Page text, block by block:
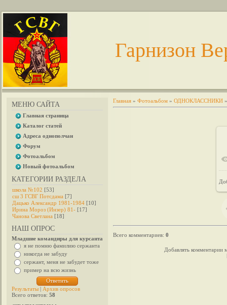
Гарнизон
МЕНЮ САЙТА
Главная страница
Каталог статей
Адреса однополчан
Форум
Фотоальбом
Новый фотоальбом
КАТЕГОРИИ РАЗДЕЛА
школа №102 [53]
сш 3 ГСВГ Потсдама [7]
Дацько Александр 1981-1984 [10]
Ирина Мороз (Инзер) 81- [17]
Чанова Светлана [18]
НАШ ОПРОС
Младшие командиры для курсанта
я не помню фамилию сержанта
никогда не забуду
сержант, меня не забудет тоже
пример на всю жизнь
Результаты | Архив опросов
Всего ответов: 58
Главная » Фотоальбом » ОДНОКЛАССНИКИ
Всего комментариев: 0
Добавлять комментарии